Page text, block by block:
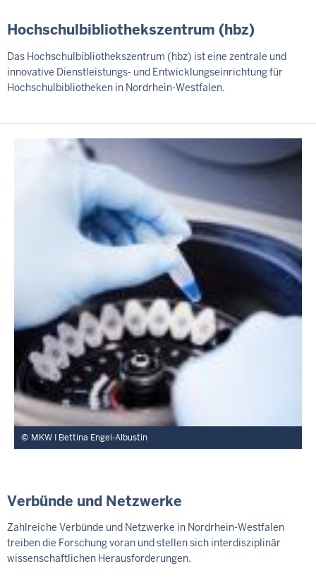
Hochschulbibliothekszentrum (hbz)
Das Hochschulbibliothekszentrum (hbz) ist eine zentrale und
innovative Dienstleistungs- und Entwicklungseinrichtung für
Hochschulbibliotheken in Nordrhein-Westfalen.
MKW I Bettina Engel-Albustin
Verbünde und Netzwerke
Zahlreiche Verbünde und Netzwerke in Nordrhein-Westfalen
treiben die Forschung voran und stellen sich interdisziplinär
wissenschaftlichen Herausforderungen.